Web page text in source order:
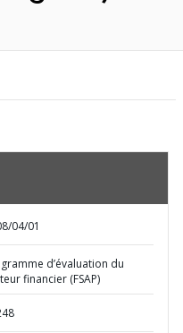
04/01
d’évaluation du
financier (FSAP)